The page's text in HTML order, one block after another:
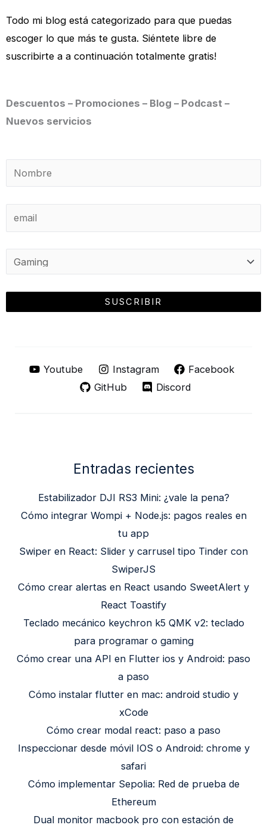
Todo mi blog está categorizado para que puedas
escoger lo que más te gusta. Siéntete libre de
suscribirte a a continuación totalmente gratis!
Descuentos – Promociones – Blog – Podcast –
Nuevos servicios
Youtube Instagram
Facebook
GitHub
Discord
Entradas recientes
Estabilizador DJI RS3 Mini: ¿vale la pena?
Cómo integrar Wompi + Node.js: pagos reales en
tu app
Swiper en React: Slider y carrusel tipo Tinder con
SwiperJS
Cómo crear alertas en React usando SweetAlert y
React Toastify
Teclado mecánico keychron k5 QMK v2: teclado
para programar o gaming
Cómo crear una API en Flutter ios y Android: paso
a paso
Cómo instalar flutter en mac: android studio y
xCode
Cómo crear modal react: paso a paso
Inspeccionar desde móvil IOS o Android: chrome y
safari
Cómo implementar Sepolia: Red de prueba de
Ethereum
Dual monitor macbook pro con estación de